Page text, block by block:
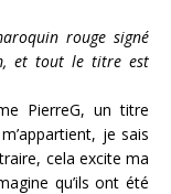
rouge signé
et tout le titre est
PierreG, un titre
je sais
cela excite ma
qu’ils ont été